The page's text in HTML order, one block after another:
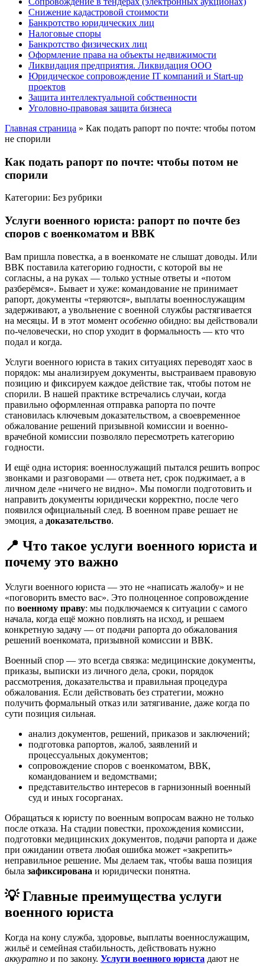
Снижение кадастровой стоимости
Банкротство юридических лиц
Налоговые споры
Банкротство физических лиц
Оформление права на объекты недвижимости
Ликвидация предприятия. Ликвидация ООО
Юридическое сопровождение IT компаний и Start-up
проектов
Защита интеллектуальной собственности
Уголовно-правовая защита бизнеса
Главная страница » Как подать рапорт по почте: чтобы потом
не спорили
Как подать рапорт по почте: чтобы потом не
спорили
Категории: Без рубрики
Услуги военного юриста: рапорт по почте без
споров с военкоматом и ВВК
Вам пришла повестка, а в военкомате не слышат доводы. Или
ВВК поставила категорию годности, с которой вы не
согласны, а на руках — только устные ответы и «потом
разберёмся». Бывает и хуже: командование не принимает
рапорт, документы «теряются», выплаты военнослужащим
задерживают, а увольнение с военной службы растягивается
на месяцы. И в этот момент особенно обидно: вы действовали
по-человечески, но спор уходит в формальность — кто что
подал и когда.
Услуги военного юриста в таких ситуациях переводят хаос в
порядок: мы анализируем документы, выстраиваем правовую
позицию и фиксируем каждое действие так, чтобы потом не
спорили. В нашей практике встречались случаи, когда
правильно оформленная отправка рапорта по почте
становилась ключевым доказательством, а своевременное
обжалование решений призывной комиссии и военно-
врачебной комиссии позволяло пересмотреть категорию
годности.
И ещё одна история: военнослужащий пытался решить вопрос
звонками и разговорами — ответа нет, срок поджимает, а в
личном деле «ничего не видно». Мы помогли подготовить и
направить документы юридически корректно, после чего
появился официальный след. В военном праве решает не
эмоция, а доказательство.
📍 Что такое услуги военного юриста и
почему это важно
Услуги военного юриста — это не «написать жалобу» и не
«поговорить вместо вас». Это полноценное сопровождение
по военному праву: мы подключаемся к ситуации с самого
начала, когда ещё можно повлиять на исход, и решаем
конкретную задачу — от подачи рапорта до обжалования
решений военкомата, призывной комиссии и ВВК.
Военный спор — это всегда связка: медицинские документы,
приказы, выписки из личного дела, сроки, порядок
рассмотрения, доказательства и правильная процедура
обжалования. Если действовать без стратегии, можно
получить формальный отказ или затягивание, даже когда по
сути позиция сильная.
анализ документов, решений, приказов и заключений;
подготовка рапортов, жалоб, заявлений и
процессуальных документов;
сопровождение споров с военкоматом, ВВК,
командованием и ведомствами;
представительство интересов в гарнизонный военный
суд и иных госорганах.
Обращаться к юристу по военным вопросам важно не только
после отказа. На стадии повестки, прохождения комиссии,
подготовки медицинских документов, подачи рапорта и даже
при ожидании ответа любая ошибка может «закрепить»
неправильное решение. Мы делаем так, чтобы ваша позиция
была зафиксирована и юридически понятна.
💡 Главные преимущества услуги
военного юриста
Когда на кону служба, здоровье, выплаты военнослужащим,
жильё и семейная стабильность, действовать нужно
аккуратно и по закону. Услуги военного юриста дают не